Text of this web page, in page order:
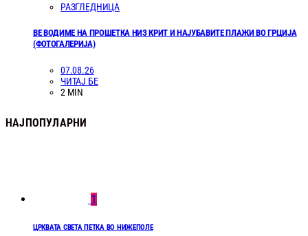
РАЗГЛЕДНИЦА
ВЕ ВОДИМЕ НА ПРОШЕТКА НИЗ КРИТ И НАЈУБАВИТЕ ПЛАЖИ ВО ГРЦИЈА
(ФОТОГАЛЕРИЈА)
07.08.26
ЧИТАЈ БЕ
2 MIN
НАЈПОПУЛАРНИ
1
ЦРКВАТА СВЕТА ПЕТКА ВО НИЖЕПОЛЕ